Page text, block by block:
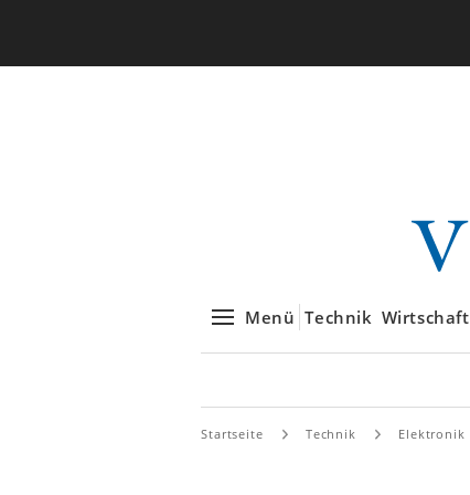
Menü Technik Wirtschaft
Startseite Technik Elektronik